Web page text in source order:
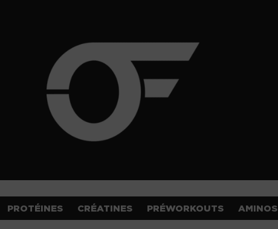
PROTÉINES CRÉATINES PRÉWORKOUTS AMINOS